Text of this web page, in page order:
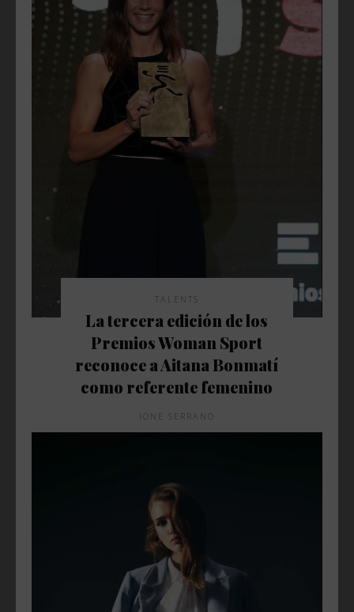
TALENTS
La tercera edición de los
Premios Woman Sport
reconoce a Aitana Bonmatí
como referente femenino
IONE SERRANO